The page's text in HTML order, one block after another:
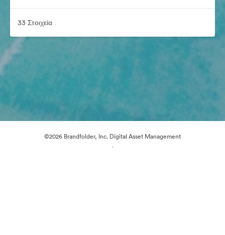
33 Στοιχεία
©2026 Brandfolder, Inc. Digital Asset Management
·